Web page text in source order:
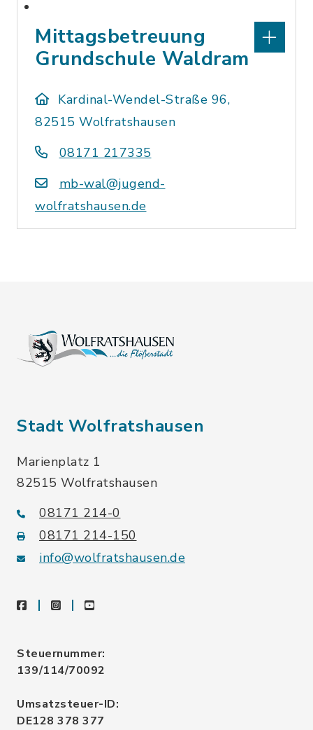
Mittagsbetreuung
Grundschule Waldram
Kardinal-Wendel-Straße 96,
82515 Wolfratshausen
08171 217335
mb-wal@jugend-
wolfratshausen.de
Stadt Wolfratshausen
Marienplatz 1
82515 Wolfratshausen
08171 214-0
08171 214-150
info@wolfratshausen.de
facebookinstagramyoutube
Steuernummer:
139/114/70092
Umsatzsteuer-ID:
DE128 378 377